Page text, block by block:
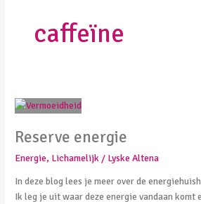
caffeïne
Reserve energie
Energie, Lichamelijk / Lyske Altena
In deze blog lees je meer over de
Ik leg je uit waar deze energie vandaan komt
Reserve